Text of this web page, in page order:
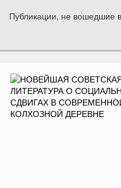
Публикации, не вошедшие